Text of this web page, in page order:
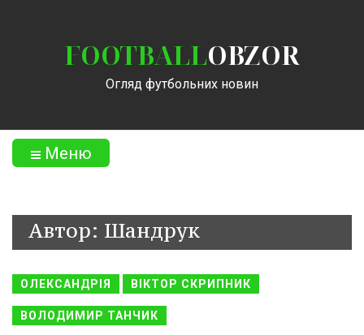
FOOTBALLOBZOR
Огляд футбольних новин
Меню
Автор: Шандрук
ОЛЕКСАНДРІЯ ВІКТОР СКРИПНИК
ВОЛОДИМИР ТАНЧИК